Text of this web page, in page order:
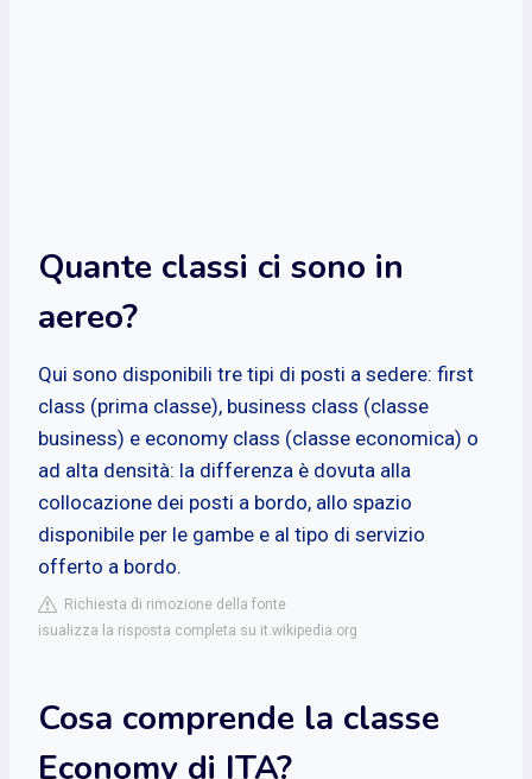
Quante classi ci sono in
aereo?
Qui sono disponibili tre tipi di posti a sedere: first
class (prima classe), business class (classe
business) e economy class (classe economica) o
ad alta densità: la differenza è dovuta alla
collocazione dei posti a bordo, allo spazio
disponibile per le gambe e al tipo di servizio
offerto a bordo.
Richiesta di rimozione della fonte
isualizza la risposta completa su it.wikipedia.org
Cosa comprende la classe
Economy di ITA?